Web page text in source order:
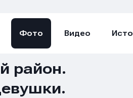
Фото Видео
район.